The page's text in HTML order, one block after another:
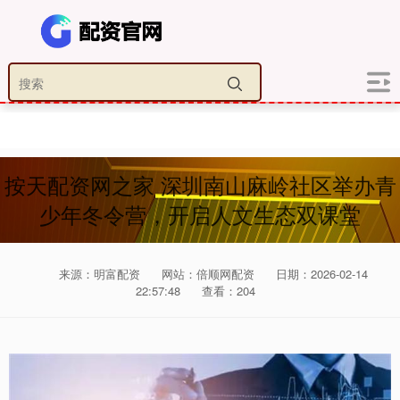
按天配资网之家 深圳南山麻岭社区举办青
少年冬令营，开启人文生态双课堂
来源：明富配资 网站：倍顺网配资
日期：2026-02-14
22:57:48
查看：204